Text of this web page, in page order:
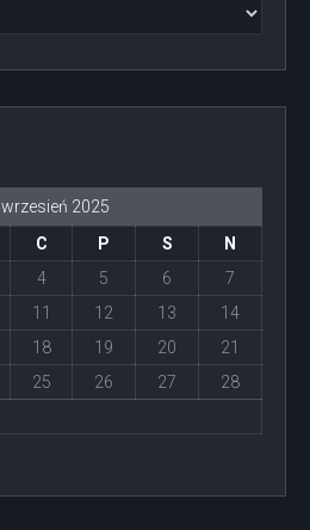
wrzesień 2025
C P S
N
4 5 6
7
11 12 13
14
18 19 20
21
25 26 27
28